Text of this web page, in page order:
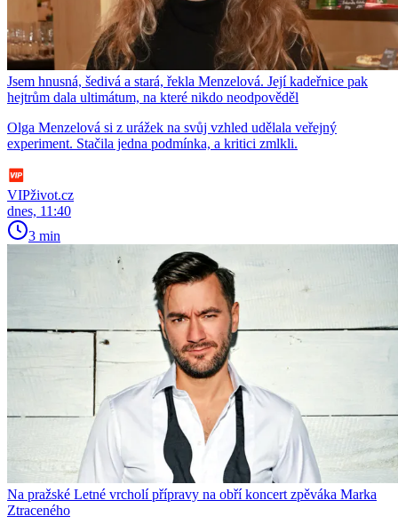
Jsem hnusná, šedivá a stará, řekla Menzelová. Její kadeřnice pak
hejtrům dala ultimátum, na které nikdo neodpověděl
Olga Menzelová si z urážek na svůj vzhled udělala veřejný
experiment. Stačila jedna podmínka, a kritici zmlkli.
VIPživot.cz
dnes, 11:40
3 min
Na pražské Letné vrcholí přípravy na obří koncert zpěváka Marka
Ztraceného